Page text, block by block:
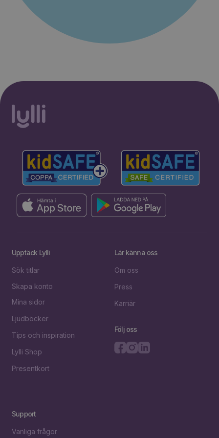
Upptäck Lylli
Sök titlar
Skapa konto
Mina sidor
Ljudböcker
Tips och inspiration
Lylli Shop
Presentkort
Lär känna oss
Om oss
Press
Karriär
Följ oss
Support
Vanliga frågor